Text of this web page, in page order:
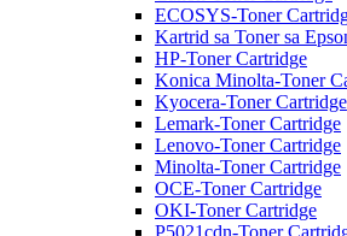
ECOSYS-Toner
Kartrid sa Toner sa
HP-Toner Cartridge
Konica Minolta-Toner
Kyocera-Toner Cartridge
Lemark-Toner Cartridge
Lenovo-Toner Cartridge
Minolta-Toner Cartridge
OCE-Toner Cartridge
OKI-Toner Cartridge
P5021cdn-Toner